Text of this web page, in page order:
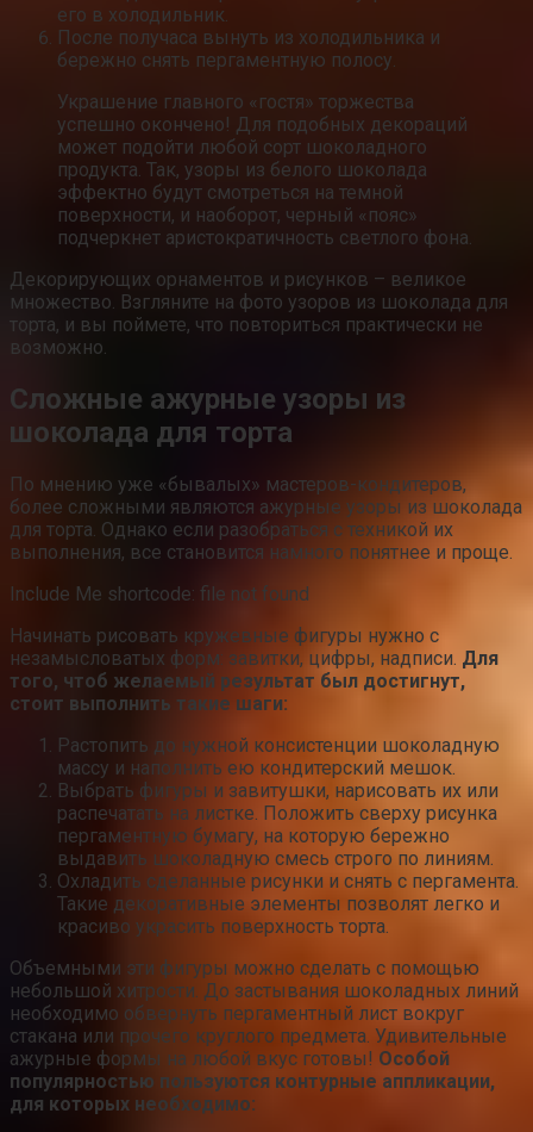
его в холодильник.
После получаса вынуть из холодильника и
бережно снять пергаментную полосу.
Украшение главного «гостя» торжества
успешно окончено! Для подобных декораций
может подойти любой сорт шоколадного
продукта. Так, узоры из белого шоколада
эффектно будут смотреться на темной
поверхности, и наоборот, черный «пояс»
подчеркнет аристократичность светлого фона.
Декорирующих орнаментов и рисунков – великое
множество. Взгляните на фото узоров из шоколада для
торта, и вы поймете, что повториться практически не
возможно.
Сложные ажурные узоры из
шоколада для торта
По мнению уже «бывалых» мастеров-кондитеров,
более сложными являются ажурные узоры из шоколада
для торта. Однако если разобраться с техникой их
выполнения, все становится намного понятнее и проще.
Include Me shortcode: file not found
Начинать рисовать кружевные фигуры нужно с
незамысловатых форм: завитки, цифры, надписи. Для
того, чтоб желаемый результат был достигнут,
стоит выполнить такие шаги:
Растопить до нужной консистенции шоколадную
массу и наполнить ею кондитерский мешок.
Выбрать фигуры и завитушки, нарисовать их или
распечатать на листке. Положить сверху рисунка
пергаментную бумагу, на которую бережно
выдавить шоколадную смесь строго по линиям.
Охладить сделанные рисунки и снять с пергамента.
Такие декоративные элементы позволят легко и
красиво украсить поверхность торта.
Объемными эти фигуры можно сделать с помощью
небольшой хитрости. До застывания шоколадных линий
необходимо обвернуть пергаментный лист вокруг
стакана или прочего круглого предмета. Удивительные
ажурные формы на любой вкус готовы! Особой
популярностью пользуются контурные аппликации,
для которых необходимо: